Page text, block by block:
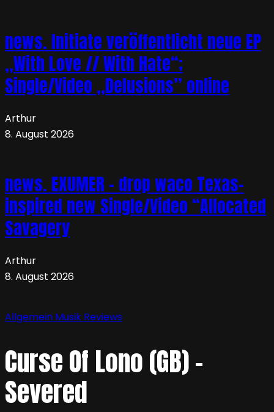
news. Initiate veröffentlicht neue EP
„With Love // With Hate“;
Single/Video „Delusions” online
Arthur
8. August 2026
news. EXUMER – drop waco Texas-
inspired new Single/Video “Allocated
Savagery
Arthur
8. August 2026
Allgemein Musik Reviews
Curse Of Lono (GB) –
Severed